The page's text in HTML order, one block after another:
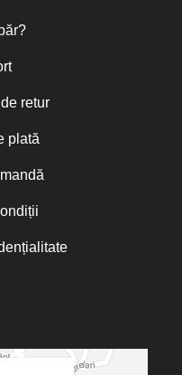
retur
plată